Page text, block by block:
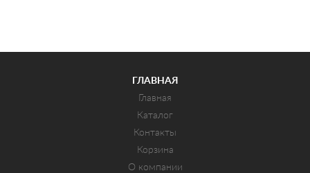
ГЛАВНАЯ
Главная
Каталог
Контакты
Корзина
О компании